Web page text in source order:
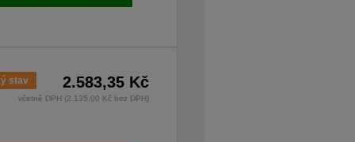
stav 2.583,35 Kč
včetně DPH (2.135,00 Kč bez DPH)